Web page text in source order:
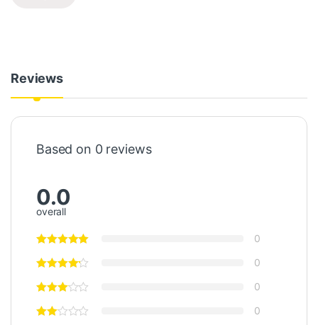
Reviews
Based on 0 reviews
0.0
overall
0
0
0
0